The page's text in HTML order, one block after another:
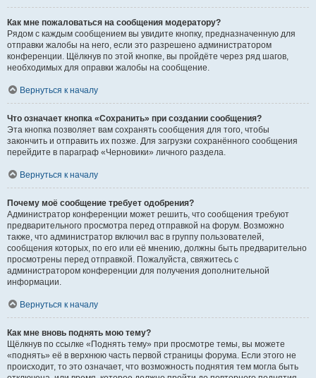
Как мне пожаловаться на сообщения модератору?
Рядом с каждым сообщением вы увидите кнопку, предназначенную для
отправки жалобы на него, если это разрешено администратором
конференции. Щёлкнув по этой кнопке, вы пройдёте через ряд шагов,
необходимых для оправки жалобы на сообщение.
Вернуться к началу
Что означает кнопка «Сохранить» при создании сообщения?
Эта кнопка позволяет вам сохранять сообщения для того, чтобы
закончить и отправить их позже. Для загрузки сохранённого сообщения
перейдите в параграф «Черновики» личного раздела.
Вернуться к началу
Почему моё сообщение требует одобрения?
Администратор конференции может решить, что сообщения требуют
предварительного просмотра перед отправкой на форум. Возможно
также, что администратор включил вас в группу пользователей,
сообщения которых, по его или её мнению, должны быть предварительно
просмотрены перед отправкой. Пожалуйста, свяжитесь с
администратором конференции для получения дополнительной
информации.
Вернуться к началу
Как мне вновь поднять мою тему?
Щёлкнув по ссылке «Поднять тему» при просмотре темы, вы можете
«поднять» её в верхнюю часть первой страницы форума. Если этого не
происходит, то это означает, что возможность поднятия тем могла быть